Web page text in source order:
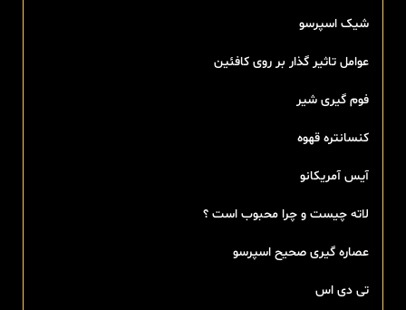
شیک اسپرسو
عوامل تاثیر گذار بر روی کافئین
فوم گیری شیر
کنسانتره قهوه
آیس آمریکانو
لاته چیست و چرا محبوب است ؟
عصاره گیری صحیح اسپرسو
تی‌ دی اس